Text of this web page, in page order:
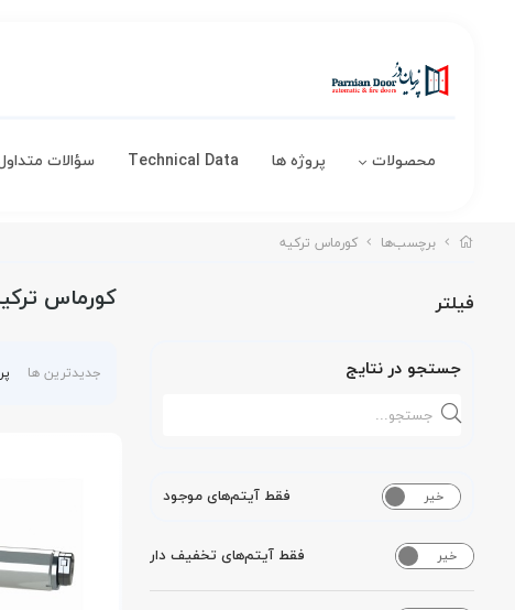
محصولات پروژه ها Technical Data سؤالات
برچسب‌ها کورماس ترکیه
فیلتر
جستجو در نتایج
خیر فقط آیتم‌های موجود
خیر فقط آیتم‌های تخفیف دار
کورماس
جدیدترین ها